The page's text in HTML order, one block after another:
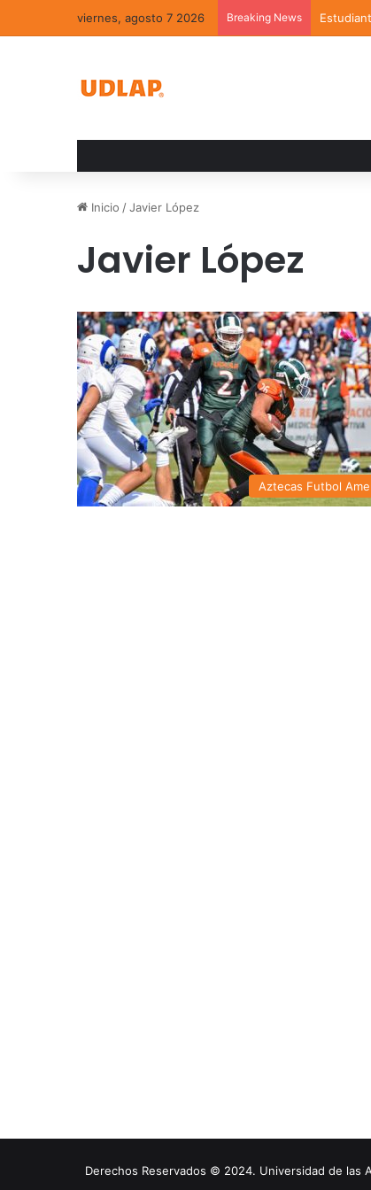
viernes, agosto 7 2026 Breaking News
Inicio /Javier López
Javier López
Aztecas Futbol
Derechos Reservados © 2024. Universidad de las